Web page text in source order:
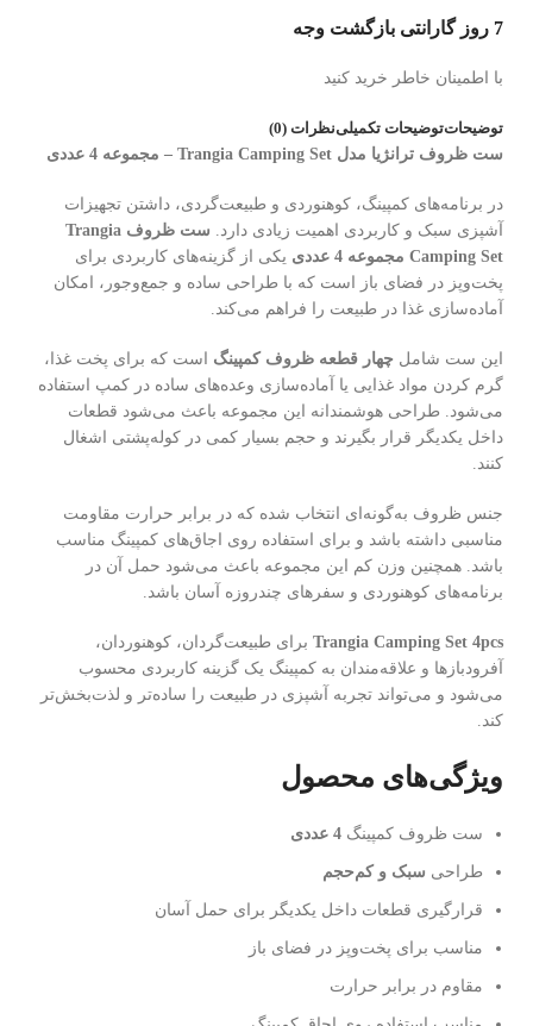
7 روز گارانتی بازگشت وجه
با اطمینان خاطر خرید کنید
توضیحاتتوضیحات تکمیلینظرات (0)
ست ظروف ترانژیا مدل Trangia Camping Set – مجموعه 4 عددی
در برنامه‌های کمپینگ، کوهنوردی و طبیعت‌گردی، داشتن تجهیزات
آشپزی سبک و کاربردی اهمیت زیادی دارد.
ست ظروف Trangia
Camping Set مجموعه 4 عددی
یکی از گزینه‌های کاربردی برای
پخت‌وپز در فضای باز است که با طراحی ساده و جمع‌وجور، امکان
آماده‌سازی غذا در طبیعت را فراهم می‌کند.
این ست شامل چهار قطعه ظروف کمپینگ است که برای پخت غذا،
گرم کردن مواد غذایی یا آماده‌سازی وعده‌های ساده در کمپ استفاده
می‌شود. طراحی هوشمندانه این مجموعه باعث می‌شود قطعات
داخل یکدیگر قرار بگیرند و حجم بسیار کمی در کوله‌پشتی اشغال
کنند.
جنس ظروف به‌گونه‌ای انتخاب شده که در برابر حرارت مقاومت
مناسبی داشته باشد و برای استفاده روی اجاق‌های کمپینگ مناسب
باشد. همچنین وزن کم این مجموعه باعث می‌شود حمل آن در
برنامه‌های کوهنوردی و سفرهای چندروزه آسان باشد.
Trangia Camping Set 4pcs برای طبیعت‌گردان، کوهنوردان،
آفرودبازها و علاقه‌مندان به کمپینگ یک گزینه کاربردی محسوب
می‌شود و می‌تواند تجربه آشپزی در طبیعت را ساده‌تر و لذت‌بخش‌تر
کند.
ویژگی‌های محصول
ست ظروف کمپینگ 4 عددی
طراحی سبک و کم‌حجم
قرارگیری قطعات داخل یکدیگر برای حمل آسان
مناسب برای پخت‌وپز در فضای باز
مقاوم در برابر حرارت